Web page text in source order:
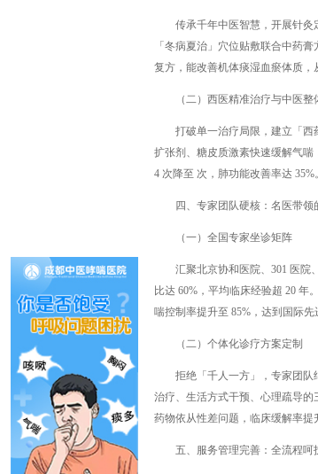
传承千年中医智慧，开展针灸
「冬病夏治」穴位贴敷联合中药
复方，能改善机体痰湿血瘀体质，
（二）西医精准治疗与中医整
打破单一治疗局限，建立「
扩张剂、糖皮质激素快速缓解气
4 次降至 次，肺功能改善率达 35%。
四、专家团队硬核：名医带领
（一）全国专家坐诊矩阵
汇聚北京协和医院、301 医院
比达 60%，平均临床经验超 20
喘控制率提升至 85%，达到国际先
（二）个体化诊疗方案定制
拒绝「千人一方」，专家团队
治疗、生活方式干预、心理疏导
药物依从性差问题，临床缓解率提
五、服务管理完善：全流程呵